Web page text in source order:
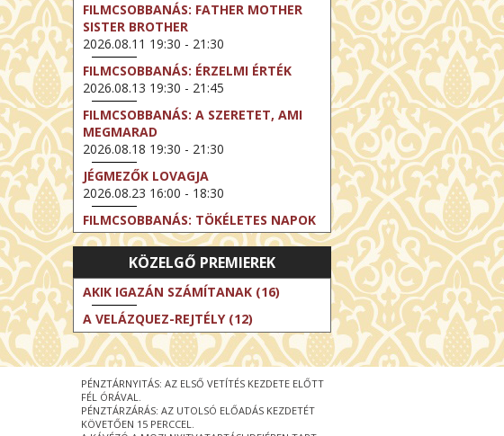
FILMCSOBBANÁS: FATHER MOTHER
SISTER BROTHER
2026.08.11 19:30 - 21:30
FILMCSOBBANÁS: ÉRZELMI ÉRTÉK
2026.08.13 19:30 - 21:45
FILMCSOBBANÁS: A SZERETET, AMI
MEGMARAD
2026.08.18 19:30 - 21:30
JÉGMEZŐK LOVAGJA
2026.08.23 16:00 - 18:30
FILMCSOBBANÁS: TÖKÉLETES NAPOK
2026.08.25 19:30 - 21:45
FILMCSOBBANÁS: IFJÚSÁG
2026.08.27 19:30 - 21:30
EXHIBITION ON SCREEN: VINCENT
VAN GOGH - ÚJ LÁTÁSMÓD
2026.08.30 11:00 - 12:30
NT LIVE / DAVID IRELAND: THE FIFTH
STEP
2026.09.01 19:00 - 21:00
BERLIN ELESTE
KÖZELGŐ PREMIEREK
AKIK IGAZÁN SZÁMÍTANAK (16)
A VELÁZQUEZ-REJTÉLY (12)
PÉNZTÁRNYITÁS: AZ ELSŐ VETÍTÉS KEZDETE ELŐTT
FÉL ÓRÁVAL.
PÉNZTÁRZÁRÁS: AZ UTOLSÓ ELŐADÁS KEZDETÉT
KÖVETŐEN 15 PERCCEL.